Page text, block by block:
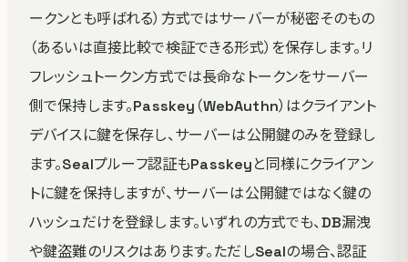
ークンとも呼ばれる）方式ではサーバーが秘密そのもの
（あるいは直接比較で検証できる形式）を保存します。リ
フレッシュトークン方式では長命なトークンをサーバー
側で保持します。Passkey（WebAuthn）はクライアント
デバイスに鍵を保存し、サーバーは公開鍵のみを登録し
ます。Sealプルーフ認証もPasskeyと同様にクライアン
トに鍵を保持しますが、サーバーは公開鍵ではなく鍵の
ハッシュだけを登録します。いずれの方式でも、DB漏洩
や鍵盗難のリスクはあります。ただしSealの場合、認証